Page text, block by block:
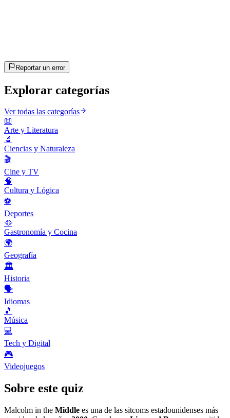
Reportar un error
Explorar categorías
Ver todas las categorías
📖
Arte y Literatura
🔬
Ciencias y Naturaleza
🎬
Cine y TV
🧠
Cultura y Lógica
⚽
Deportes
🥘
Gastronomía y Cocina
🌍
Geografía
🏛️
Historia
🗣️
Idiomas
🎵
Música
💻
Tech y Digital
🎮
Videojuegos
Sobre este quiz
Malcolm in the Middle es una de las sitcoms estadounidenses más